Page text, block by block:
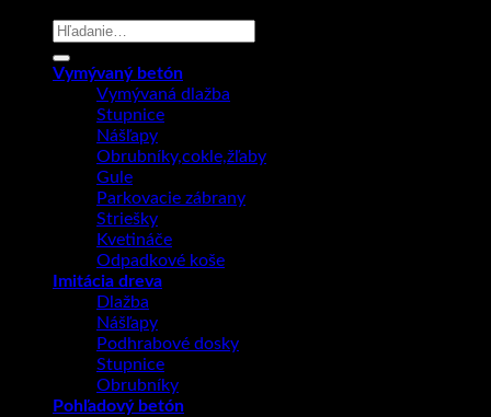
Hľadať:
Vymývaný betón
Vymývaná dlažba
Stupnice
Nášľapy
Obrubníky,cokle,žľaby
Gule
Parkovacie zábrany
Striešky
Kvetináče
Odpadkové koše
Imitácia dreva
Dlažba
Nášľapy
Podhrabové dosky
Stupnice
Obrubníky
Pohľadový betón